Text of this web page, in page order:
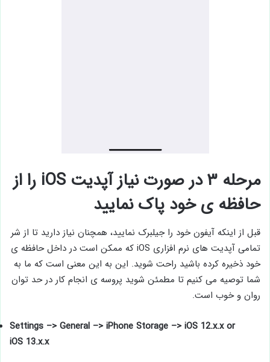
مرحله ۳ در صورت نیاز آپدیت iOS را از
حافظه ی خود پاک نمایید
قبل از اینکه آیفون خود را جیلبرک نمایید، همچنان نیاز دارید تا از شر
تمامی آپدیت های نرم افزاری iOS که ممکن است در داخل حافظه ی
خود ذخیره کرده باشید راحت شوید. این به این معنی است که ما به
شما توصیه می کنیم تا مطمئن شوید پروسه ی انجام کار در حد توان
روان و خوب است.
Settings –> General –> iPhone Storage –> iOS 12.x.x or
iOS 13.x.x